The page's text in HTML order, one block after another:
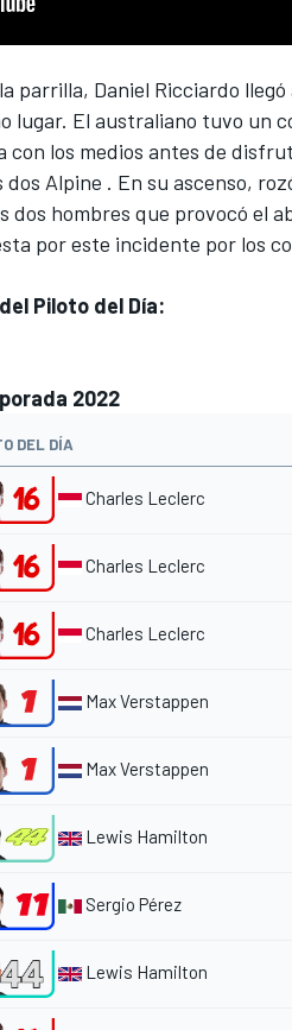
parrilla, Daniel Ricciardo
lugar. El australiano tuvo un
con los medios antes de
dos Alpine . En su ascenso,
hombres que provocó el
por este incidente por los
Piloto del Día:
2022
DEL DÍA
Charles Leclerc
Charles Leclerc
Charles Leclerc
Max Verstappen
Max Verstappen
Lewis Hamilton
Sergio Pérez
Lewis Hamilton